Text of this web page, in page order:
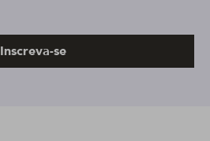
Inscreva-se